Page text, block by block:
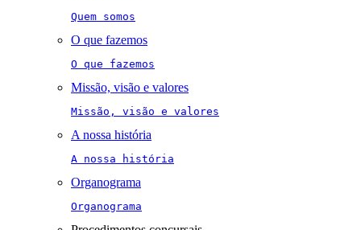
Quem somos
O que fazemos
O que fazemos
Missão, visão e valores
Missão, visão e valores
A nossa história
A nossa história
Organograma
Organograma